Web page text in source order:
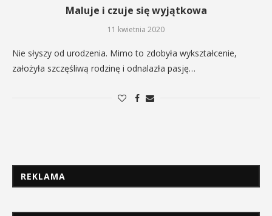
Maluje i czuje się wyjątkowa
11 kwietnia 2020
Nie słyszy od urodzenia. Mimo to zdobyła wykształcenie,
założyła szczęśliwą rodzinę i odnalazła pasję…
REKLAMA